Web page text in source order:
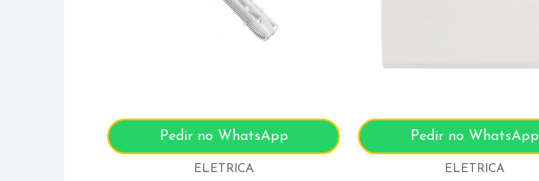
Pedir no WhatsApp
ELETRICA
Pedir no WhatsApp
ELETRICA